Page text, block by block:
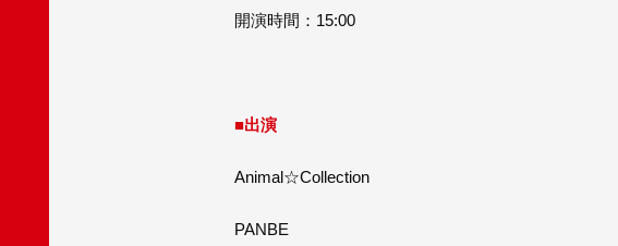
開演時間：15:00
■出演
Animal☆Collection
PANBE